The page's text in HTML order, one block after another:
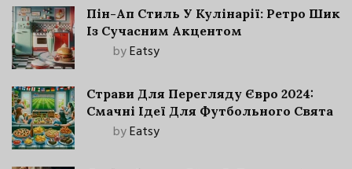
Пін-Ап Стиль У Кулінарії: Ретро Шик
Із Сучасним Акцентом
byEatsy
Страви Для Перегляду Євро 2024:
Смачні Ідеї Для Футбольного Свята
byEatsy